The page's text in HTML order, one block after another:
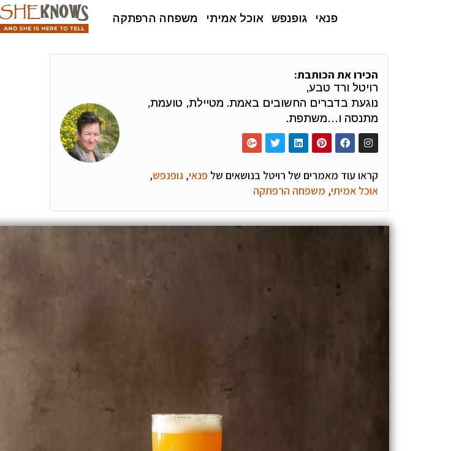
פנאי גופנפש אוכל אמיתי משפחה הרפתקה
הכירו את הכותבת:
רויטל ורד טבע,
נוגעת בדברים החשובים באמת. מטיילת, טועמת,
מתנסה ו…משתפת.
קראו עוד מאמרים של רויטל בנושאים של פנאי, גופנפש,
אוכל אמיתי, משפחה הרפתקה